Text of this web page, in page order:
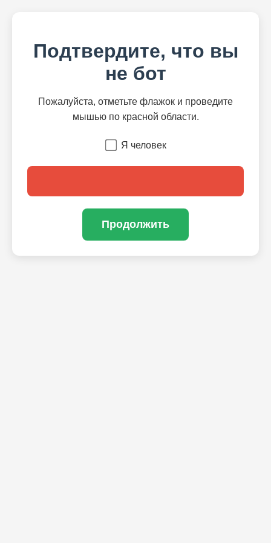
Подтвердите, что вы
не бот
Пожалуйста, отметьте флажок и проведите
мышью по красной области.
Я человек
Продолжить